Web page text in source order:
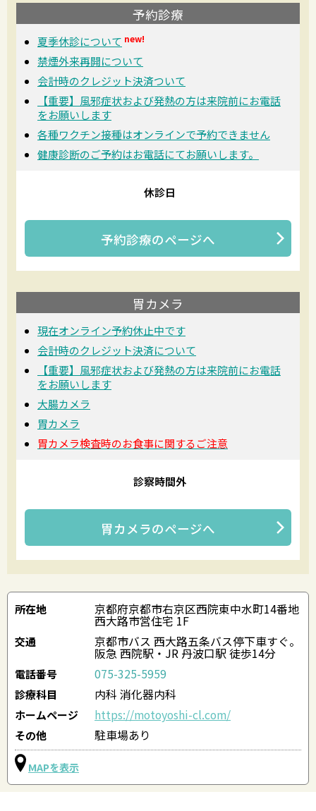
予約診療
夏季休診について new!
禁煙外来再開について
会計時のクレジット決済ついて
【重要】風邪症状および発熱の方は来院前にお電話
をお願いします
各種ワクチン接種はオンラインで予約できません
健康診断のご予約はお電話にてお願いします。
休診日
予約診療のページへ
胃カメラ
現在オンライン予約休止中です
会計時のクレジット決済について
【重要】風邪症状および発熱の方は来院前にお電話
をお願いします
大腸カメラ
胃カメラ
胃カメラ検査時のお食事に関するご注意
診察時間外
胃カメラのページへ
所在地 京都府京都市右京区西院東中水町14番地
西大路市営住宅 1F
交通 京都市バス 西大路五条バス停下車すぐ。
阪急 西院駅・JR 丹波口駅 徒歩14分
電話番号 075-325-5959
診療科目 内科 消化器内科
ホームページ https://motoyoshi-cl.com/
その他 駐車場あり
MAPを表示